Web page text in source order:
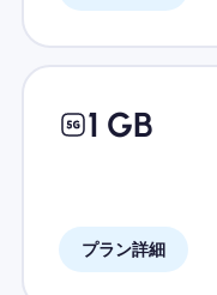
1 GB
プラン詳細